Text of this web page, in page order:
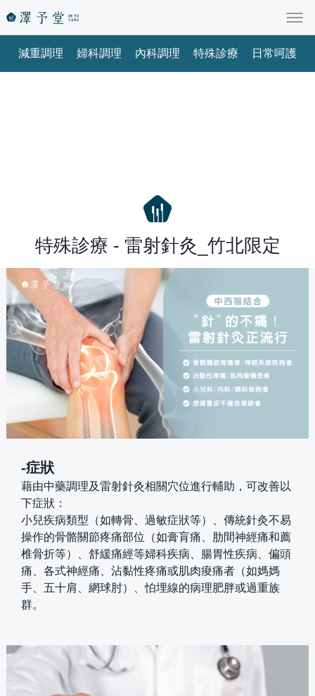
減重調理 婦科調理 內科調理 特殊診療 日常呵護
特殊診療 - 雷射針灸_竹北限定
-症狀
藉由中藥調理及雷射針灸相關穴位進行輔助，可改善以
下症狀：
小兒疾病類型（如轉骨、過敏症狀等）、傳統針灸不易
操作的骨骼關節疼痛部位（如膏肓痛、肋間神經痛和薦
椎骨折等）、舒緩痛經等婦科疾病、腸胃性疾病、偏頭
痛、各式神經痛、沾黏性疼痛或肌肉痠痛者（如媽媽
手、五十肩、網球肘）、怕埋線的病理肥胖或過重族
群。